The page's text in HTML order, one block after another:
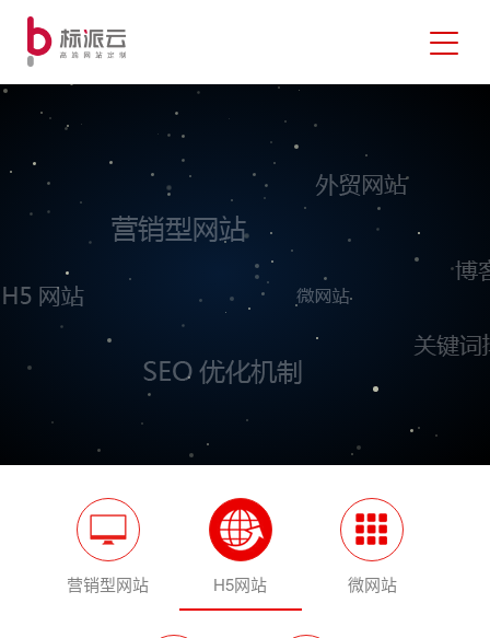
营销型网站 H5网站 微网站